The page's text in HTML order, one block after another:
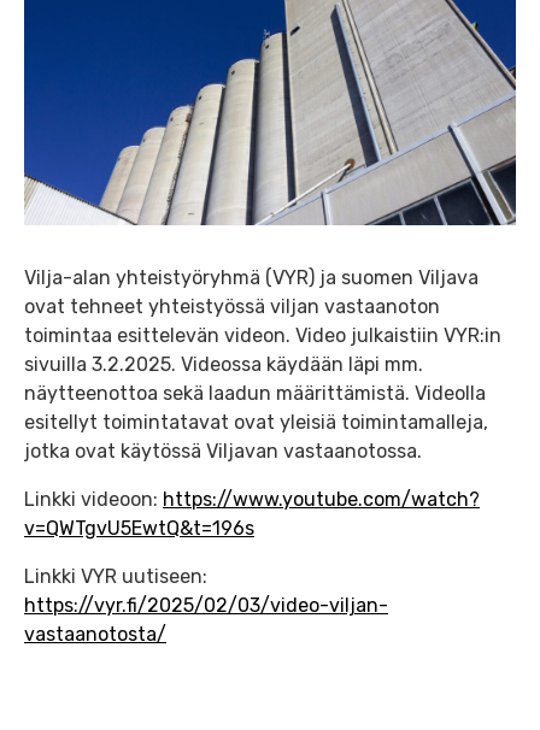
Vilja-alan yhteistyöryhmä (VYR) ja suomen Viljava
ovat tehneet yhteistyössä viljan vastaanoton
toimintaa esittelevän videon. Video julkaistiin VYR:in
sivuilla 3.2.2025. Videossa käydään läpi mm.
näytteenottoa sekä laadun määrittämistä. Videolla
esitellyt toimintatavat ovat yleisiä toimintamalleja,
jotka ovat käytössä Viljavan vastaanotossa.
Linkki videoon: https://www.youtube.com/watch?
v=QWTgvU5EwtQ&t=196s
Linkki VYR uutiseen:
https://vyr.fi/2025/02/03/video-viljan-
vastaanotosta/